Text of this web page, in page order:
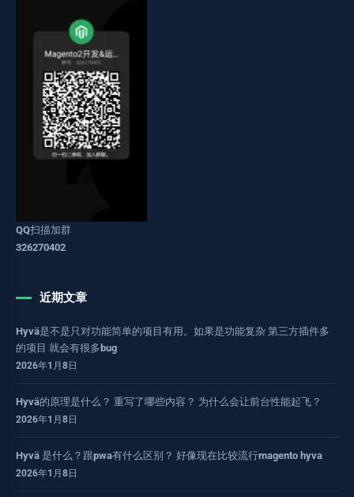
QQ扫描加群
326270402
近期文章
Hyvä是不是只对功能简单的项目有用。如果是功能复杂 第三方插件多
的项目 就会有很多bug
2026年1月8日
Hyvä的原理是什么？ 重写了哪些内容？ 为什么会让前台性能起飞？
2026年1月8日
Hyvä 是什么？跟pwa有什么区别？ 好像现在比较流行magento hyva
2026年1月8日